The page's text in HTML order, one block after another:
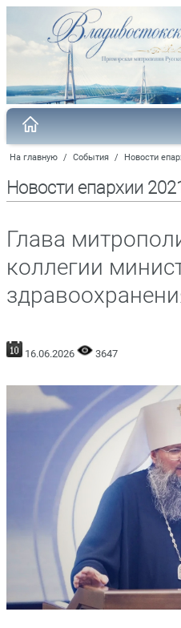
На главную / События / Новости
Новости епархии 2021
Глава
коллегии
16.06.2026 3647